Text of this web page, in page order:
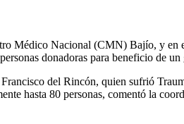
Médico Nacional (CMN) Bajío, y
donadoras para beneficio de un
del Rincón, quien sufrió
hasta 80 personas, comentó la